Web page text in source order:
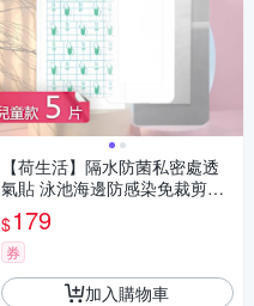
【荷生活】隔水防菌私密處透
氣貼 泳池海邊防感染免裁剪防
水貼-兒童款5片組
$179
券
加入購物車